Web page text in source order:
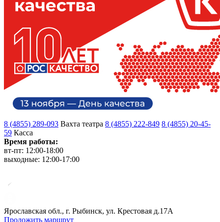
8 (4855) 289-093 Вахта театра 8 (4855) 222-849 8 (4855) 20-45-
59 Касса
Время работы:
вт-пт: 12:00-18:00
выходные: 12:00-17:00
Ярославская обл., г. Рыбинск, ул. Крестовая д.17А
Проложить маршрут